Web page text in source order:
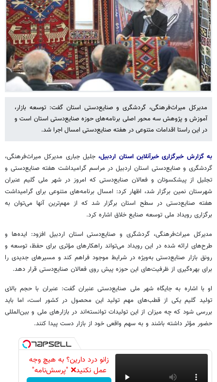
مدیرکل میراث‌فرهنگی، گردشگری و صنایع‌دستی استان گفت: توسعه بازار،
آموزش و پژوهش سه محور اصلی برنامه‌های حوزه صنایع‌دستی استان است و
در این راستا اقدامات متنوعی در هفته صنایع‌دستی امسال اجرا شد.
به گزارش خبرگزاری خبرآنلاین استان اردبیل، جلیل جباری مدیرکل میراث‌فرهنگی،
گردشگری و صنایع‌دستی استان اردبیل در مراسم گرامیداشت هفته صنایع‌دستی و
تجلیل از پیشکسوتان و فعالان صنایع‌دستی که امروز در شهر ملی گلیم عنبران
شهرستان نمین برگزار شد، اظهار کرد: امسال برنامه‌های متنوعی برای گرامیداشت
هفته صنایع‌دستی در سطح استان برگزار شد که از مهم‌ترین آنها می‌توان به
برگزاری رویداد ملی توسعه صنایع خلاق اشاره کرد.
‌مدیرکل میراث‌فرهنگی، گردشگری و صنایع‌دستی استان اردبیل افزود: ایده‌ها و
طرح‌های ارائه شده در این رویداد می‌تواند راهکارهای مؤثری برای حفظ، توسعه و
رونق بازار صنایع‌دستی به‌ویژه در شرایط موجود فراهم کند و مسیرهای جدیدی را
برای بهره‌گیری از ظرفیت‌های این حوزه پیش روی فعالان صنایع‌دستی قرار دهد.
‌او با اشاره به جایگاه شهر ملی صنایع‌دستی عنبران گفت: عنبران با حجم بالای
تولید گلیم یکی از قطب‌های مهم تولید این محصول در کشور است، اما باید
بررسی شود که چه میزان از این تولیدات توانسته‌اند در بازارهای ملی و بین‌المللی
حضور مؤثر داشته باشند و به سهم واقعی خود از بازار دست پیدا کنند.
زانو درد دارین؟ به هیچ وجه
عمل نکنید❌ "پرسش‌نامه"